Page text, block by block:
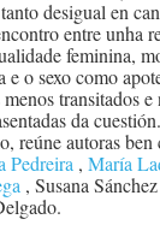
desigual en
entre unha
feminina,
e o sexo como
transitados
da
reúne autoras
Pedreira , María
, Susana